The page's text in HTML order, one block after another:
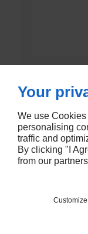
Your
We use
personalising
traffic and
By clicking "I
from our partners
Customize